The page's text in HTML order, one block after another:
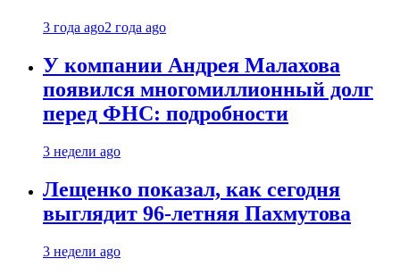
3 года ago2 года ago
У компании Андрея Малахова
появился многомиллионный долг
перед ФНС: подробности
3 недели ago
Лещенко показал, как сегодня
выглядит 96-летняя Пахмутова
3 недели ago